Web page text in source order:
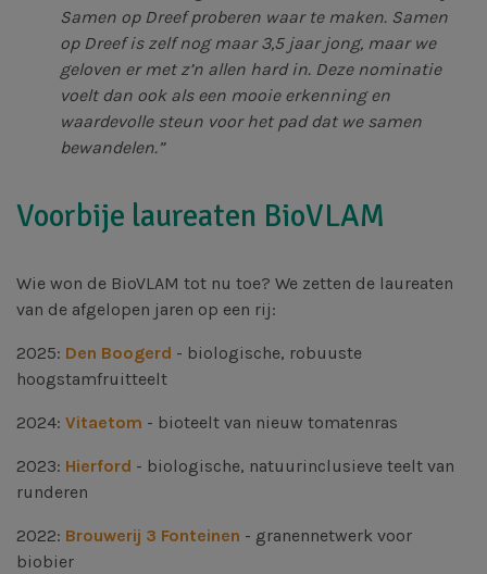
Samen op Dreef proberen waar te maken. Samen
op Dreef is zelf nog maar 3,5 jaar jong, maar we
geloven er met z’n allen hard in. Deze nominatie
voelt dan ook als een mooie erkenning en
waardevolle steun voor het pad dat we samen
bewandelen.”
Voorbije laureaten BioVLAM
Wie won de BioVLAM tot nu toe? We zetten de laureaten
van de afgelopen jaren op een rij:
2025: Den Boogerd - biologische, robuuste
hoogstamfruitteelt
2024: Vitaetom - bioteelt van nieuw tomatenras
2023: Hierford - biologische, natuurinclusieve teelt van
runderen
2022: Brouwerij 3 Fonteinen - granennetwerk voor
biobier